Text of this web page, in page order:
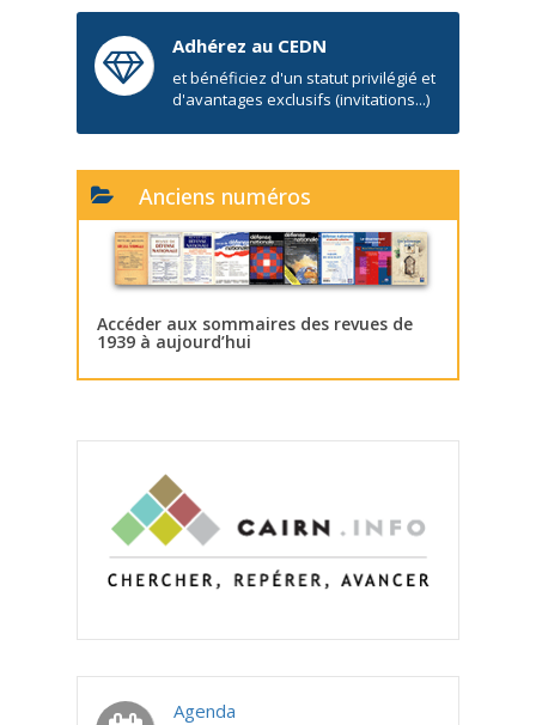
Adhérez au CEDN
et bénéficiez d'un statut privilégié et
d'avantages exclusifs (invitations...)
Anciens numéros
Accéder aux sommaires des revues de
1939 à aujourd’hui
Agenda